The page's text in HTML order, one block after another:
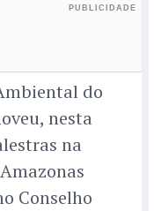
do
nesta
na
Conselho